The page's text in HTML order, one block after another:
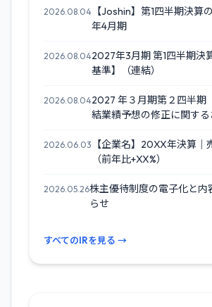
2026.08.04 【Joshin】第1四半期決算
年4月期
2026.08.042027年3月期 第1四半期決
基準】（連結）
2026.08.042027 年３月期第２四半期
結業績予想の修正に関す
2026.06.03
【企業名】20XX年決算｜
（前年比+XX%）
2026.05.26株主優待制度の電子化と内
らせ
すべてのIRを見る →